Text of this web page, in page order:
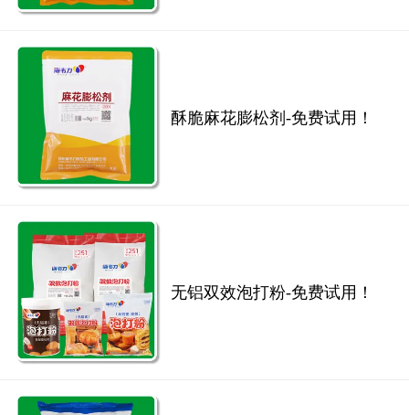
酥脆麻花膨松剂-免费试用！
无铝双效泡打粉-免费试用！